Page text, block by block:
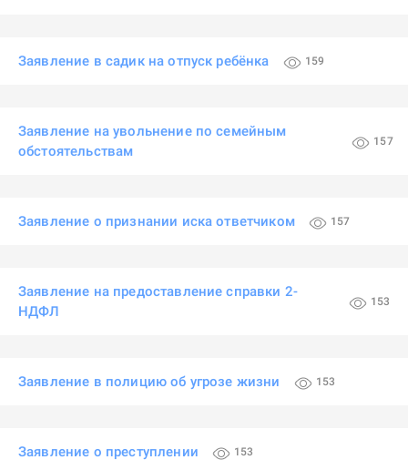
Заявление в садик на отпуск ребёнка 159
Заявление на увольнение по семейным
обстоятельствам
157
Заявление о признании иска ответчиком 157
Заявление на предоставление справки 2-
НДФЛ
153
Заявление в полицию об угрозе жизни 153
Заявление о преступлении 153